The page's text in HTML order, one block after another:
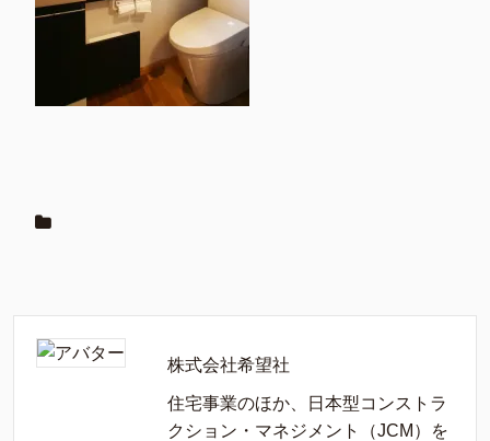
株式会社希望社
住宅事業のほか、日本型コンストラ
クション・マネジメント（JCM）を